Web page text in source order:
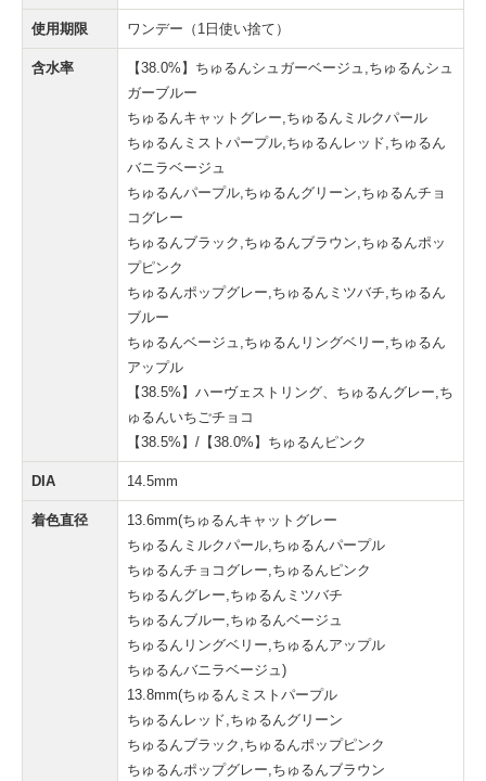
使用期限 ワンデー（1日使い捨て）
含水率
【38.0%】ちゅるんシュガーベージュ,ちゅるんシュ
ガーブルー
ちゅるんキャットグレー,ちゅるんミルクパール
ちゅるんミストパープル,ちゅるんレッド,ちゅるん
バニラベージュ
ちゅるんパープル,ちゅるんグリーン,ちゅるんチョ
コグレー
ちゅるんブラック,ちゅるんブラウン,ちゅるんポッ
プピンク
ちゅるんポップグレー,ちゅるんミツバチ,ちゅるん
ブルー
ちゅるんベージュ,ちゅるんリングベリー,ちゅるん
アップル
【38.5%】ハーヴェストリング、ちゅるんグレー,ち
ゅるんいちごチョコ
【38.5%】/【38.0%】ちゅるんピンク
DIA 14.5mm
着色直径
13.6mm(ちゅるんキャットグレー
ちゅるんミルクパール,ちゅるんパープル
ちゅるんチョコグレー,ちゅるんピンク
ちゅるんグレー,ちゅるんミツバチ
ちゅるんブルー,ちゅるんベージュ
ちゅるんリングベリー,ちゅるんアップル
ちゅるんバニラベージュ)
13.8mm(ちゅるんミストパープル
ちゅるんレッド,ちゅるんグリーン
ちゅるんブラック,ちゅるんポップピンク
ちゅるんポップグレー,ちゅるんブラウン